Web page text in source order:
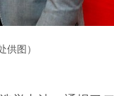
图）